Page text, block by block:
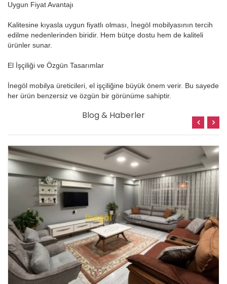
Uygun Fiyat Avantajı
Kalitesine kıyasla uygun fiyatlı olması, İnegöl mobilyasının tercih
edilme nedenlerinden biridir. Hem bütçe dostu hem de kaliteli
ürünler sunar.
El İşçiliği ve Özgün Tasarımlar
İnegöl mobilya üreticileri, el işçiliğine büyük önem verir. Bu sayede
her ürün benzersiz ve özgün bir görünüme sahiptir.
Blog & Haberler